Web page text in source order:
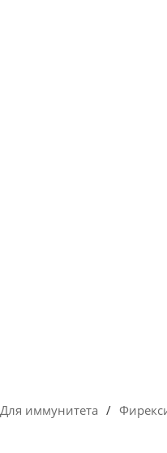
Для иммунитета /